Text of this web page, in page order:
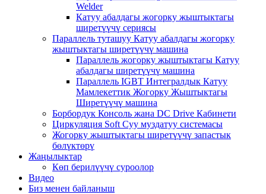
Welder
Катуу абалдагы жогорку жыштыктагы
ширетүүчү сериясы
Параллель туташуу Катуу абалдагы жогорку
жыштыктагы ширетүүчү машина
Параллель жогорку жыштыктагы Катуу
абалдагы ширетүүчү машина
Параллель IGBT Интегралдык Катуу
Мамлекеттик Жогорку Жыштыктагы
Ширетүүчү машина
Борбордук Консоль жана DC Drive Кабинети
Циркуляция Soft Суу муздатуу системасы
Жогорку жыштыктагы ширетүүчү запастык
бөлүктөрү
Жаңылыктар
Көп берилүүчү суроолор
Видео
Биз менен байланыш